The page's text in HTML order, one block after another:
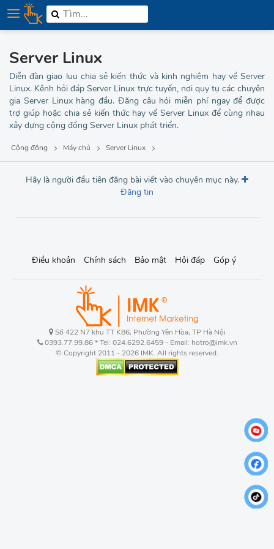
Phần mềm
Lập trình
Bảo mật
Thương hiệu
MMO
Tuyển dụng
Server Linux
Diễn đàn giao luu chia sẻ kiến thức và kinh nghiệm hay về Server
Linux. Kênh hỏi đáp Server Linux trực tuyến, nơi quy tụ các chuyên
gia Server Linux hàng đầu. Đăng câu hỏi miễn phí ngay để được
trợ giúp hoặc chia sẻ kiến thức hay về Server Linux để cùng nhau
xây dựng cộng đồng Server Linux phát triển.
Cộng đồng Máy chủ Server Linux
Hãy là người đầu tiên đăng bài viết vào chuyên mục này.
Đăng tin
Điều khoản Chính sách Bảo mật Hỏi đáp Góp ý
Số 422 N7 khu TT K86, Phường Yên Hòa, TP Hà Nội
0393.77.99.86 * Tel: 024.6292.6459 - Email: hotro@imk.vn
© Copyright 2011 - 2026 IMK. All rights reserved.